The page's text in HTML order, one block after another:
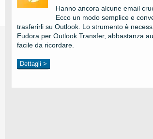
Hanno ancora alcune email
Ecco un modo semplice e
trasferirli su Outlook. Lo strumento è
Eudora per Outlook Transfer, abbastanza
facile da ricordare.
Dettagli >